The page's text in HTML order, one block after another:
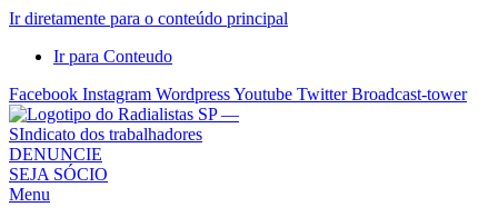
Ir diretamente para o conteúdo principal
Ir para Conteudo
Facebook Instagram WordpressYoutube Twitter Broadcast-tower
Sindicato
dos
Radialistas
DENUNCIE
SEJA SÓCIO
Menu